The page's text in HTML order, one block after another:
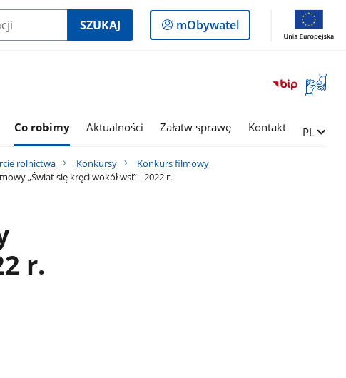
SZUKAJ
Logowanie
do
mObywatel
Otwórz
okno
języka
Co robimy Aktualności Załatw sprawę Kontakt Zmień
PL
rolnictwa Konkursy
Konkurs filmowy
„Świat się kręci wokół wsi” - 2022 r.
r.